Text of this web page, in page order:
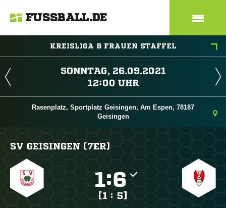
FUSSBALL.DE
KREISLIGA B FRAUEN STAFFEL
 
 
Rasenplatz, Sportplatz Geisingen, Am Espen, 78187
Geisingen
SV GEISINGEN (7ER)
:
[1 : 5]